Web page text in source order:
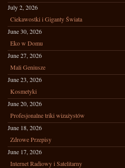
July 2, 2026
Ciekawostki i Giganty Świata
June 30, 2026
Eko w Domu
June 27, 2026
Mali Geniusze
June 23, 2026
Kosmetyki
June 20, 2026
Profesjonalne triki wizażystów
June 18, 2026
Zdrowe Przepisy
June 17, 2026
Internet Radiowy i Satelitarny